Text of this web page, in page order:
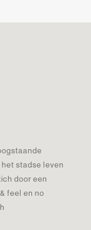
stadse leven
door een
feel en no